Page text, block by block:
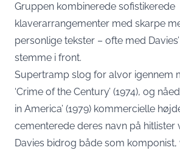
Gruppen kombinerede sofistikerede
klaverarrangementer med skarpe
personlige tekster – ofte med
stemme i front.
Supertramp slog for alvor igennem
‘Crime of the Century’ (1974), og
in America’ (1979) kommercielle
cementerede deres navn på hitlister
Davies bidrog både som komponist,